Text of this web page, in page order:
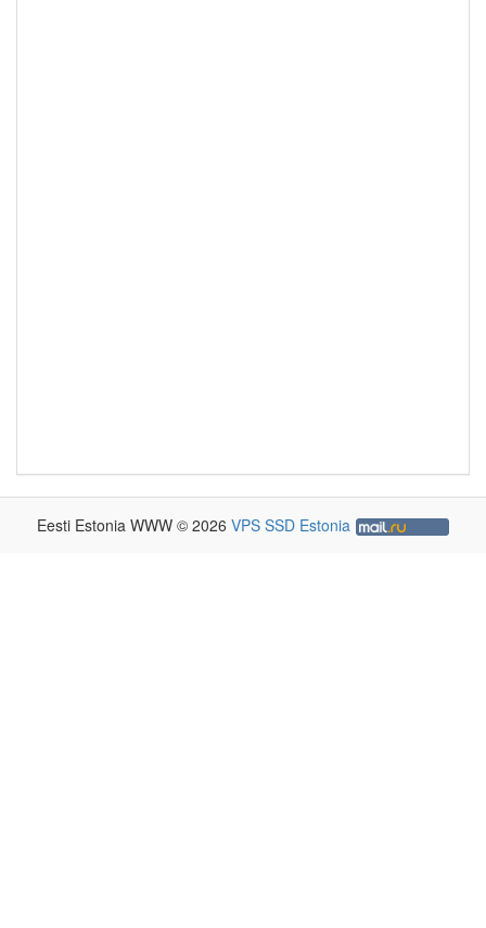
Eesti Estonia WWW © 2026 VPS SSD Estonia